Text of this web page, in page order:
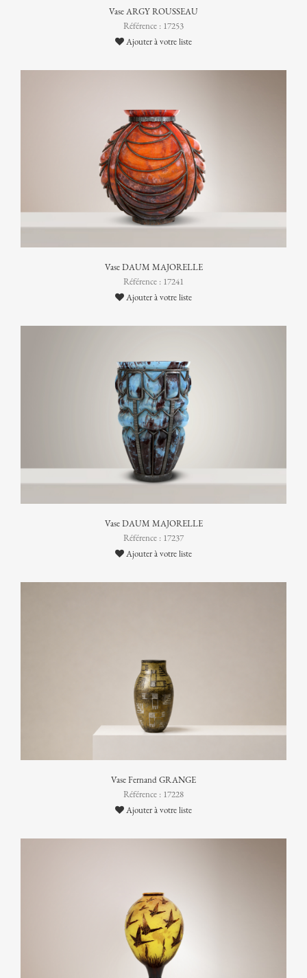
Vase ARGY ROUSSEAU
Référence : 17253
Ajouter à votre liste
Vase DAUM MAJORELLE
Référence : 17241
Ajouter à votre liste
Vase DAUM MAJORELLE
Référence : 17237
Ajouter à votre liste
Vase Fernand GRANGE
Référence : 17228
Ajouter à votre liste